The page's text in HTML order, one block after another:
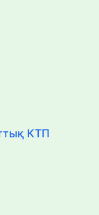
КТП